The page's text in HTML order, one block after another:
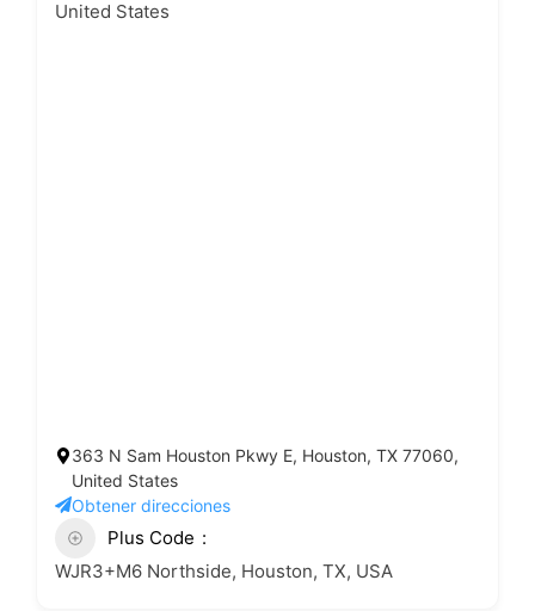
United States
363 N Sam Houston Pkwy E, Houston, TX 77060,
United States
Obtener direcciones
Plus Code
WJR3+M6 Northside, Houston, TX, USA